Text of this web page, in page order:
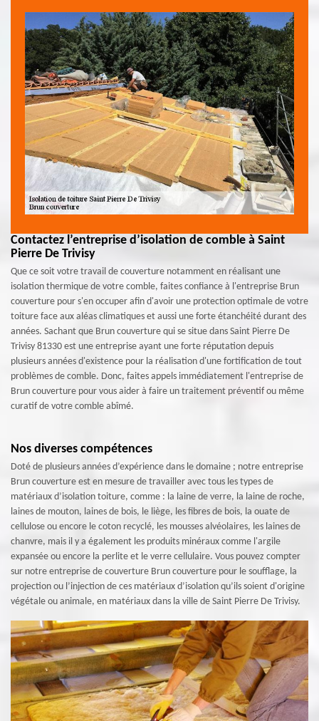
Contactez l’entreprise d’isolation de comble à Saint
Pierre De Trivisy
Que ce soit votre travail de couverture notamment en réalisant une
isolation thermique de votre comble, faites confiance à l'entreprise Brun
couverture pour s'en occuper afin d'avoir une protection optimale de votre
toiture face aux aléas climatiques et aussi une forte étanchéité durant des
années. Sachant que Brun couverture qui se situe dans Saint Pierre De
Trivisy 81330 est une entreprise ayant une forte réputation depuis
plusieurs années d'existence pour la réalisation d'une fortification de tout
problèmes de comble. Donc, faites appels immédiatement l'entreprise de
Brun couverture pour vous aider à faire un traitement préventif ou même
curatif de votre comble abîmé.
Nos diverses compétences
Doté de plusieurs années d’expérience dans le domaine ; notre entreprise
Brun couverture est en mesure de travailler avec tous les types de
matériaux d’isolation toiture, comme : la laine de verre, la laine de roche,
laines de mouton, laines de bois, le liège, les fibres de bois, la ouate de
cellulose ou encore le coton recyclé, les mousses alvéolaires, les laines de
chanvre, mais il y a également les produits minéraux comme l'argile
expansée ou encore la perlite et le verre cellulaire. Vous pouvez compter
sur notre entreprise de couverture Brun couverture pour le soufflage, la
projection ou l’injection de ces matériaux d’isolation qu’ils soient d'origine
végétale ou animale, en matériaux dans la ville de Saint Pierre De Trivisy.